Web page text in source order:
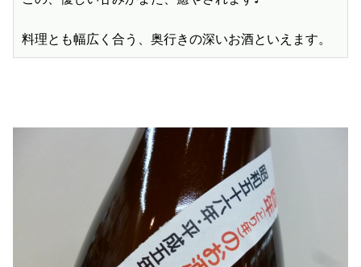
料理とも幅広く合う、奥行きの深いお酒といえます。